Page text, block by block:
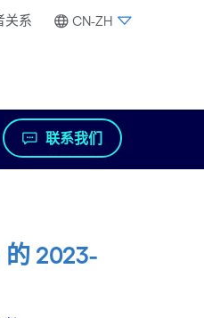
关系 CN-ZH
联系我们
2023-